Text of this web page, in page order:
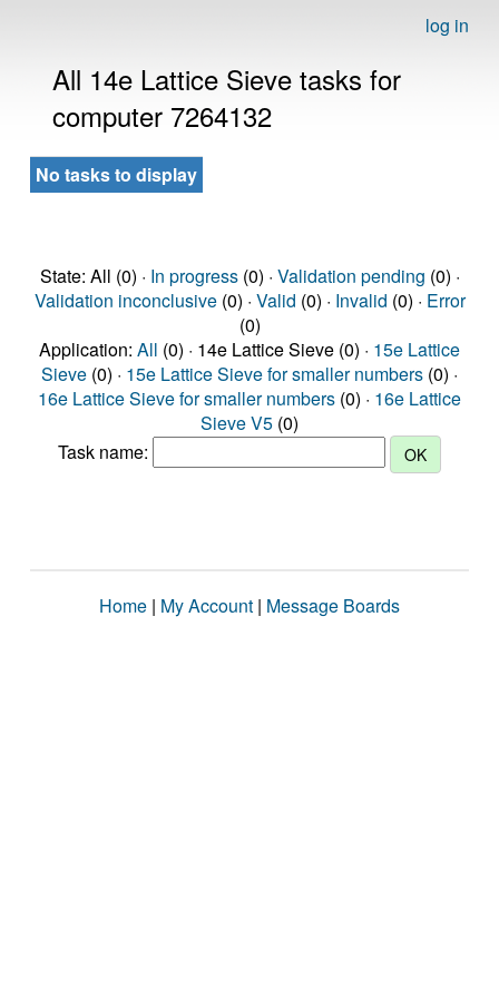
log in
All 14e Lattice Sieve tasks for
computer 7264132
No tasks to display
State: All (0) · In progress(0) · Validation pending (0) ·
Validation inconclusive(0) · Valid (0) · Invalid (0) · Error
(0)
Application: All (0) · 14e Lattice Sieve (0) · 15e Lattice
Sieve (0) · 15e Lattice Sieve for smaller numbers (0) ·
16e Lattice Sieve for smaller numbers (0) · 16e Lattice
Sieve V5 (0)
Task name:
Home | My Account | Message Boards